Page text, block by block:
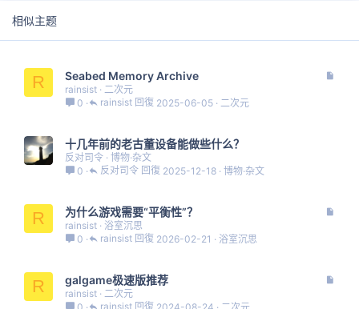
相似主题
R Seabed Memory Archive
rainsist
二次元
0
二次元
2025-06-05
rainsist
十几年前的老古董设备能做些什么？
反对司令 博物·杂文
0
博物·杂文
2025-12-18
反对司令
R 为什么游戏需要“平衡性”？
rainsist
浴室沉思
0
浴室沉思
2026-02-21
rainsist
R galgame极速版推荐
rainsist
二次元
rainsist